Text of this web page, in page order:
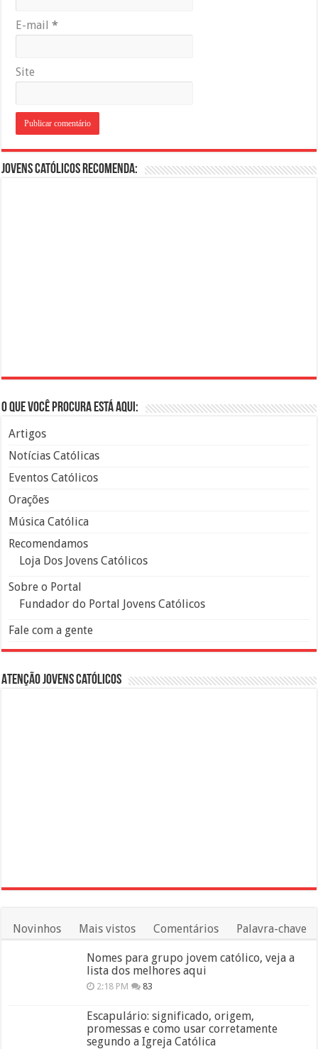
E-mail*
Site
Jovens Católicos Recomenda:
O que você procura está aqui:
Artigos
Notícias Católicas
Eventos Católicos
Orações
Música Católica
Recomendamos
Loja Dos Jovens Católicos
Sobre o Portal
Fundador do Portal Jovens Católicos
Fale com a gente
Atenção Jovens Católicos
Novinhos Mais vistos Comentários Palavra-chave
Nomes para grupo jovem católico, veja a
lista dos melhores aqui
2:18 PM 83
Escapulário: significado, origem,
promessas e como usar corretamente
segundo a Igreja Católica